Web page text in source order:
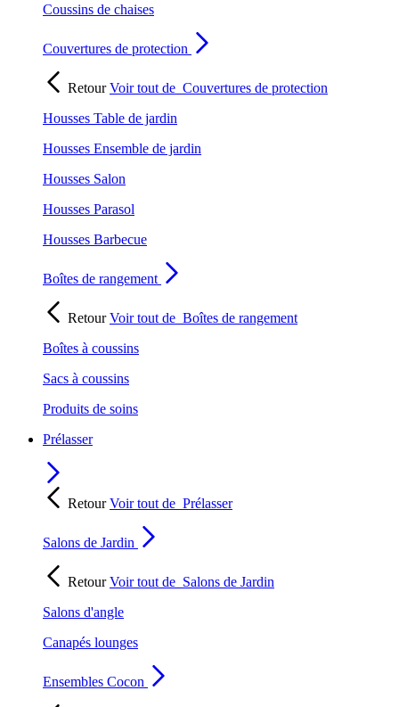
Coussins de chaises
Couvertures de protection
RetourVoir tout de Couvertures de protection
Housses Table de jardin
Housses Ensemble de jardin
Housses Salon
Housses Parasol
Housses Barbecue
Boîtes de rangement
RetourVoir tout de Boîtes de rangement
Boîtes à coussins
Sacs à coussins
Produits de soins
Prélasser
RetourVoir tout de Prélasser
Salons de Jardin
RetourVoir tout de Salons de Jardin
Salons d'angle
Canapés lounges
Ensembles Cocon